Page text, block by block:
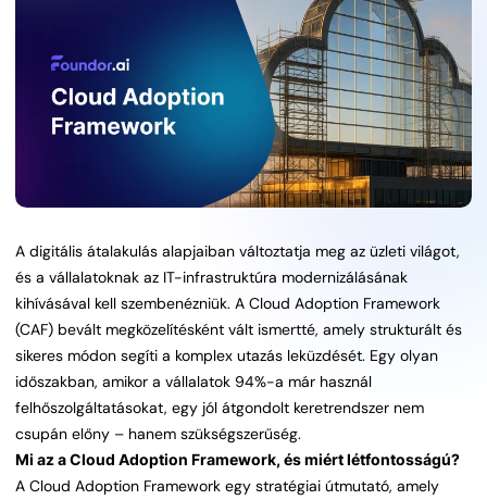
A digitális átalakulás alapjaiban változtatja meg az üzleti világot,
és a vállalatoknak az IT-infrastruktúra modernizálásának
kihívásával kell szembenézniük. A Cloud Adoption Framework
(CAF) bevált megközelítésként vált ismertté, amely strukturált és
sikeres módon segíti a komplex utazás leküzdését. Egy olyan
időszakban, amikor a vállalatok 94%-a már használ
felhőszolgáltatásokat, egy jól átgondolt keretrendszer nem
csupán előny – hanem szükségszerűség.
Mi az a Cloud Adoption Framework, és miért létfontosságú?
A Cloud Adoption Framework egy stratégiai útmutató, amely